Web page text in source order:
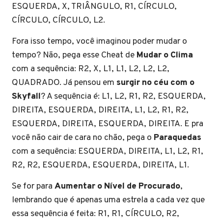
ESQUERDA, X, TRIÂNGULO, R1, CÍRCULO,
CÍRCULO, CÍRCULO, L2.
Fora isso tempo, você imaginou poder mudar o
tempo? Não, pega esse Cheat de Mudar o Clima
com a sequência: R2, X, L1, L1, L2, L2, L2,
QUADRADO. Já pensou em surgir no céu com o
Skyfall? A sequência é: L1, L2, R1, R2, ESQUERDA,
DIREITA, ESQUERDA, DIREITA, L1, L2, R1, R2,
ESQUERDA, DIREITA, ESQUERDA, DIREITA. E pra
você não cair de cara no chão, pega o Paraquedas
com a sequência: ESQUERDA, DIREITA, L1, L2, R1,
R2, R2, ESQUERDA, ESQUERDA, DIREITA, L1.
Se for para Aumentar o Nível de Procurado,
lembrando que é apenas uma estrela a cada vez que
essa sequência é feita: R1, R1, CÍRCULO, R2,